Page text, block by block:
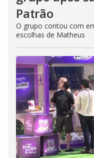
Patrão
O grupo contou com
escolhas de Matheus